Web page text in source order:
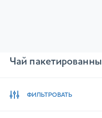
Чай
ФИЛЬТРОВАТЬ